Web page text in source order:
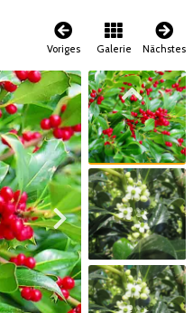
Voriges Galerie Nächstes
Zum nächsten Bild
Zum vorigen Bild